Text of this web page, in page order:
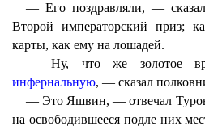
— Его поздравляли, —
Второй императорский приз;
карты, как ему на лошадей.
— Ну, что же золотое
инфернальную, — сказал
— Это Яшвин, — отвечал
на освободившееся подле них